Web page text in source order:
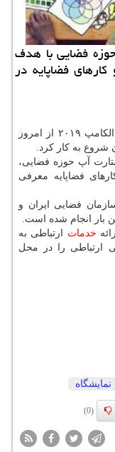
حوزه فضایی با هدف
فضاپایه در
به گزارش آنی تل به نقل از مهر، نمایشگاه الكامپ ۲۰۱۹ از امروز
شروع به كار كرد.
نمایشگاه در سالن الكام استارز، ۸ استارت آپ حوزه فضایی،
فضاپایه معرفی
فضایی ایران و
بار انجام شده است.
خدمات ارتباطی به
ارتباطی را در محل
نمایشگاه
(0)